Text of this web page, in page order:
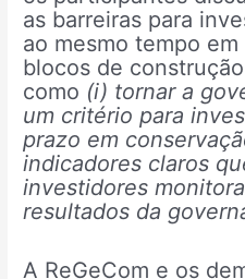
as barreiras para
ao mesmo tempo
blocos de
como (i) tornar a
um critério para
prazo em
indicadores claros
investidores
resultados da
A ReGeCom e os